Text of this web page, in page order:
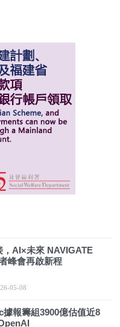
，AI×未來 NAVIGATE
峰會再啟新程
05-08
報籌組3900億估值近8